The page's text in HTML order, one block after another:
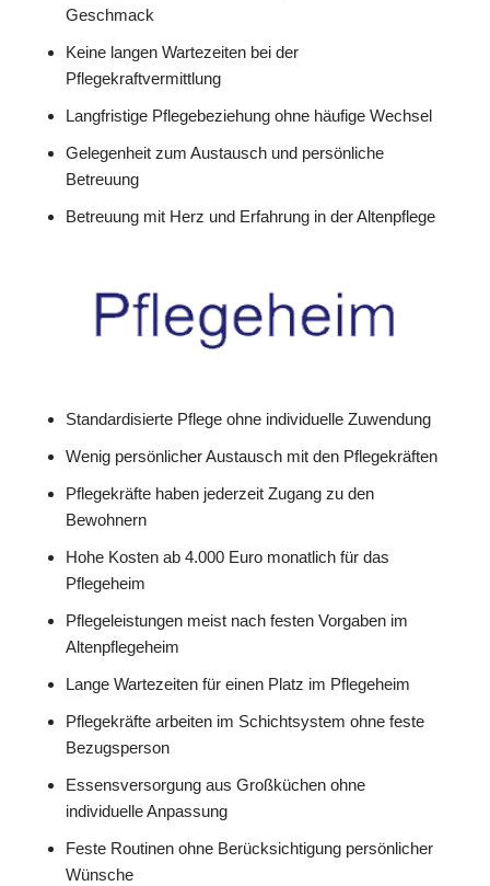
Geschmack
Keine langen Wartezeiten bei der
Pflegekraftvermittlung
Langfristige Pflegebeziehung ohne häufige Wechsel
Gelegenheit zum Austausch und persönliche
Betreuung
Betreuung mit Herz und Erfahrung in der Altenpflege
Standardisierte Pflege ohne individuelle Zuwendung
Wenig persönlicher Austausch mit den Pflegekräften
Pflegekräfte haben jederzeit Zugang zu den
Bewohnern
Hohe Kosten ab 4.000 Euro monatlich für das
Pflegeheim
Pflegeleistungen meist nach festen Vorgaben im
Altenpflegeheim
Lange Wartezeiten für einen Platz im Pflegeheim
Pflegekräfte arbeiten im Schichtsystem ohne feste
Bezugsperson
Essensversorgung aus Großküchen ohne
individuelle Anpassung
Feste Routinen ohne Berücksichtigung persönlicher
Wünsche